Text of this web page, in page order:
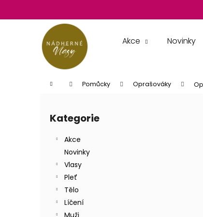
obsah
Akce Novinky
Domů Pomůcky Oprašováky
Přeskočit
kategorie
Kategorie
Akce
Novinky
Vlasy
Pleť
Tělo
Líčení
Muži
o
obchodu
obchodu